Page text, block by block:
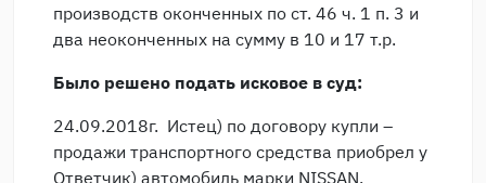
производств оконченных по ст. 46 ч. 1 п. 3 и
два неоконченных на сумму в 10 и 17 т.р.
Было решено подать исковое в суд:
24.09.2018г. Истец) по договору купли –
продажи транспортного средства приобрел у
Ответчик) автомобиль марки NISSAN,